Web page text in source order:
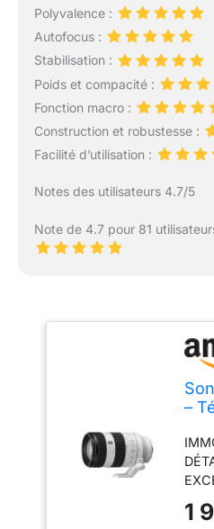
Polyvalence :
Autofocus :
Stabilisation :
Poids et compacité :
Fonction macro :
Construction et robustesse :
Facilité d’utilisation :
Notes des utilisateurs 4.7/5
Note de 4.7 pour 81
–
et
en
1